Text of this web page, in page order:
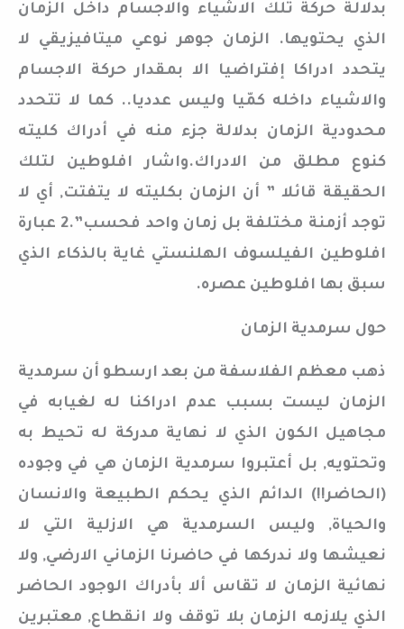
بدلالة حركة تلك الاشياء والاجسام داخل الزمان
الذي يحتويها. الزمان جوهر نوعي ميتافيزيقي لا
يتحدد ادراكا إفتراضيا الا بمقدار حركة الاجسام
والاشياء داخله كمّيا وليس عدديا.. كما لا تتحدد
محدودية الزمان بدلالة جزء منه في أدراك كليته
كنوع مطلق من الادراك.واشار افلوطين لتلك
الحقيقة قائلا ” أن الزمان بكليته لا يتفتت, أي لا
توجد أزمنة مختلفة بل زمان واحد فحسب”.2 عبارة
افلوطين الفيلسوف الهلنستي غاية بالذكاء الذي
سبق بها افلوطين عصره.
حول سرمدية الزمان
ذهب معظم الفلاسفة من بعد ارسطو أن سرمدية
الزمان ليست بسبب عدم ادراكنا له لغيابه في
مجاهيل الكون الذي لا نهاية مدركة له تحيط به
وتحتويه, بل أعتبروا سرمدية الزمان هي في وجوده
(الحاضر!!) الدائم الذي يحكم الطبيعة والانسان
والحياة, وليس السرمدية هي الازلية التي لا
نعيشها ولا ندركها في حاضرنا الزماني الارضي, ولا
نهائية الزمان لا تقاس ألا بأدراك الوجود الحاضر
الذي يلازمه الزمان بلا توقف ولا انقطاع, معتبرين